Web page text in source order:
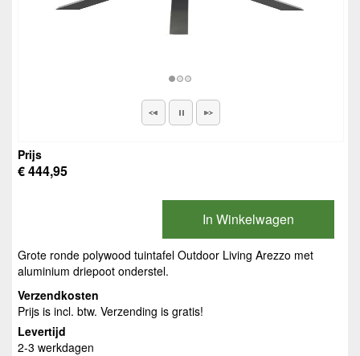
Prijs
€ 444,95
In Winkelwagen
Grote ronde polywood tuintafel Outdoor Living Arezzo met
aluminium driepoot onderstel.
Verzendkosten
Prijs is incl. btw. Verzending is gratis!
Levertijd
2-3 werkdagen